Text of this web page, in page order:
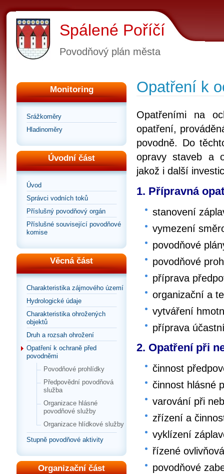
Spálené Poříčí
Povodňový plán města
Monitoring
Srážkoměry
Hladinoměry
Úvodní část
Úvod
Správci vodních toků
Příslušný povodňový orgán
Příslušné související povodňové
komise
Věcná část
Charakteristika zájmového území
Hydrologické údaje
Charakteristika ohrožených
objektů
Druh a rozsah ohrožení
Opatření k ochraně před
povodněmi
Povodňové prohlídky
Předpovědní povodňová
služba
Organizace hlásné
povodňové služby
Organizace hlídkové služby
Stupně povodňové aktivity
Organizační část
Opatření k
Opatřeními na
opatření,
povodně. Do
opravy staveb a
jakož i další
1. Přípravná
stanovení
vymezení
povodňové
povodňové
příprava
organizační a
vytváření
příprava
2. Opatření při
činnost
činnost hlásné
varování při
zřízení a
vyklízení
řízené
povodňové